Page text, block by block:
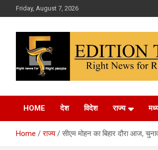
to
Friday, August 7, 2026
Edition Today
HOME देश विदेश राज्य
Home राज्य सीएम मोहन का बिहार दौरा आज,